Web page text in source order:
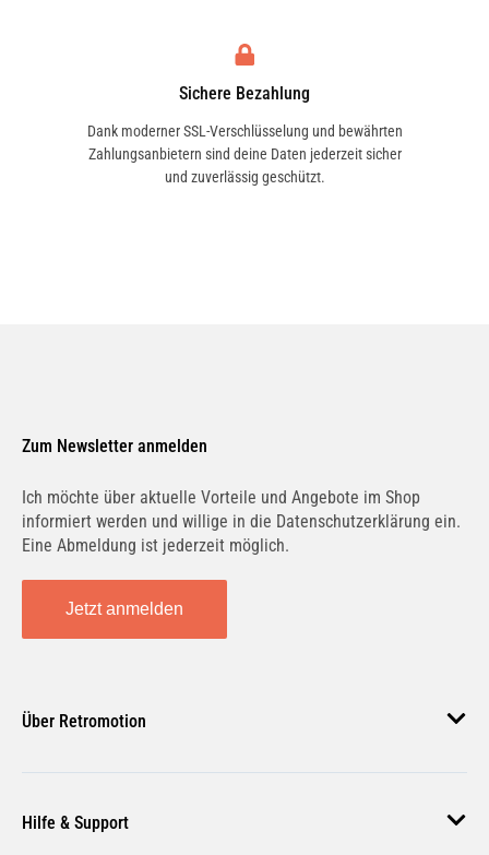
Sichere Bezahlung
Dank moderner SSL-Verschlüsselung und bewährten
Zahlungsanbietern sind deine Daten jederzeit sicher
und zuverlässig geschützt.
Zum Newsletter anmelden
Ich möchte über aktuelle Vorteile und Angebote im Shop
informiert werden und willige in die Datenschutzerklärung ein.
Eine Abmeldung ist jederzeit möglich.
Jetzt anmelden
Über Retromotion
Unsere Jobs
Hilfe & Support